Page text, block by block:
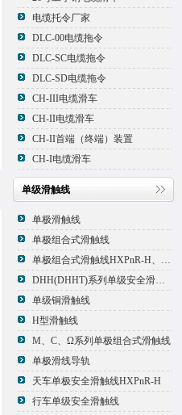
电缆托令厂家
DLC-00电缆拖令
DLC-SC电缆拖令
DLC-SD电缆拖令
CH-III电缆滑车
CH-II电缆滑车
CH-II首端（终端）装置
CH-I电缆滑车
单级滑触线
单极滑触线
单极组合式滑触线
单极组合式滑触线HXPnR-H、HXPnR-H8 、HXPnR-HT
DHH(DHHT)系列单级安全滑触线
单级铜滑触线
H型滑触线
M、C、Ω系列单极组合式滑触线
单极滑线导轨
天车单极安全滑触线HXPnR-H
行车单级安全滑触线